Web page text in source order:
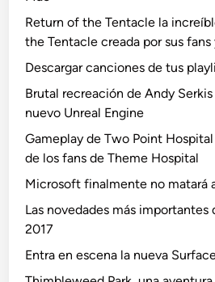
Return of the Tentacle la
the Tentacle creada por sus fans
Descargar canciones de tus
Brutal recreación de Andy
nuevo Unreal Engine
Gameplay de Two Point
de los fans de Theme Hospital
Microsoft finalmente no matará
Las novedades más importantes
2017
Entra en escena la nueva